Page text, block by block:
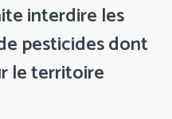
interdire les
pesticides dont
le territoire